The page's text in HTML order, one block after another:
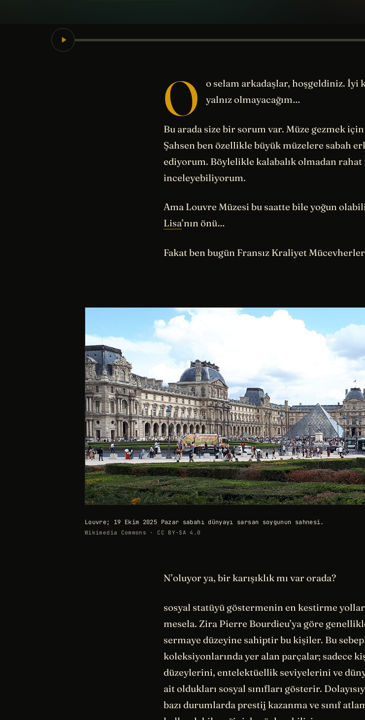
O
o selam arkadaşlar, hoşgeldiniz. İyi
yalnız olmayacağım…
Bu arada size bir sorum var. Müze gezmek
Şahsen ben özellikle büyük müzelere sabah
ediyorum. Böylelikle kalabalık olmadan
inceleyebiliyorum.
Ama Louvre Müzesi bu saatte bile yoğun
Lisa’nın önü…
Fakat ben bugün Fransız Kraliyet
Louvre; 19 Ekim 2025 Pazar sabahı dünyayı sarsan soygunun sahnesi.
Wikimedia Commons · CC BY-SA 4.0
N’oluyor ya, bir karışıklık mı var orada?
sosyal statüyü göstermenin en kestirme
mesela. Zira Pierre Bourdieu’ya göre
sermaye düzeyine sahiptir bu kişiler. Bu
koleksiyonlarında yer alan parçalar; sadece
düzeylerini, entelektüellik seviyelerini ve
ait oldukları sosyal sınıfları gösterir.
bazı durumlarda prestij kazanma ve sınıf